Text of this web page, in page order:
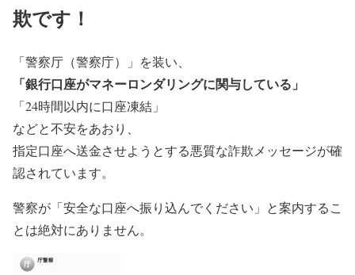
欺です！
「警察厅（警察庁）」を装い、
「銀行口座がマネーロンダリングに関与している」
「24時間以内に口座凍結」
などと不安をあおり、
指定口座へ送金させようとする悪質な詐欺メッセージが確
認されています。
警察が「安全な口座へ振り込んでください」と案内するこ
とは絶対にありません。